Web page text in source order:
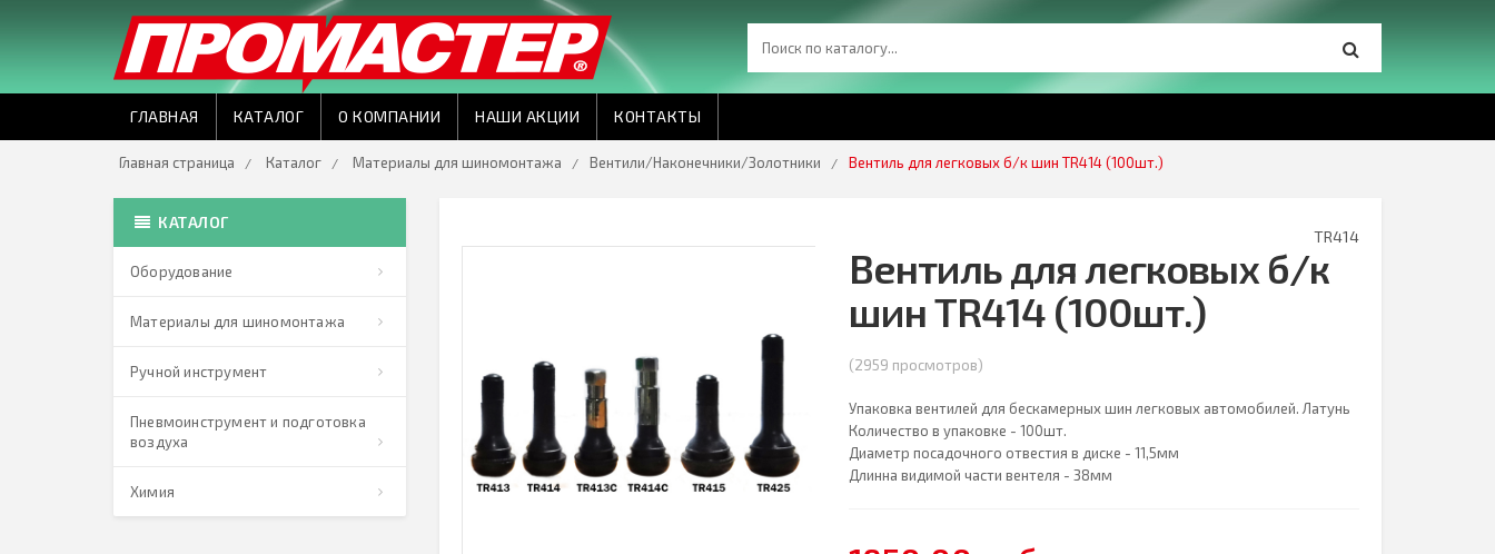
ГЛАВНАЯ КАТАЛОГ О КОМПАНИИ НАШИ АКЦИИ КОНТАКТЫ
Главная страница Каталог Материалы для шиномонтажа Вентили/Наконечники/Золотники Вентиль для легковых б/к шин TR414 (100шт.)
КАТАЛОГ
Оборудование
Материалы для шиномонтажа
Ручной инструмент
Пневмоинструмент и подготовка
воздуха
Химия
TR414
Вентиль для легковых б/к
шин TR414 (100шт.)
(2959 просмотров)
Упаковка вентилей для бескамерных шин легковых автомобилей. Латунь
Количество в упаковке - 100шт.
Диаметр посадочного отвестия в диске - 11,5мм
Длинна видимой части вентеля - 38мм